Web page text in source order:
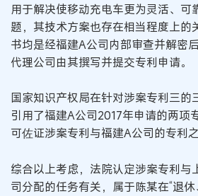
用于解决使移动充电车更为灵活、可
题，其技术方案也存在相当程度上的
书均是经福建A公司内部审查并解密
代理公司由其撰写并提交专利申请。
国家知识产权局在针对涉案专利三的
引用了福建A公司2017年申请的两项
可佐证涉案专利与福建A公司的专利
综合以上考虑，法院认定涉案专利与
司分配的任务有关，属于陈某在“退